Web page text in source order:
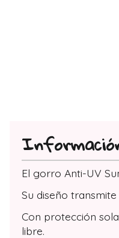
El gorro Anti-UV
Su diseño
Con protección
libre.